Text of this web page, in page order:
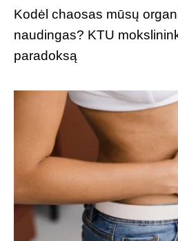
Kodėl chaosas mūsų
naudingas? KTU
paradoksą